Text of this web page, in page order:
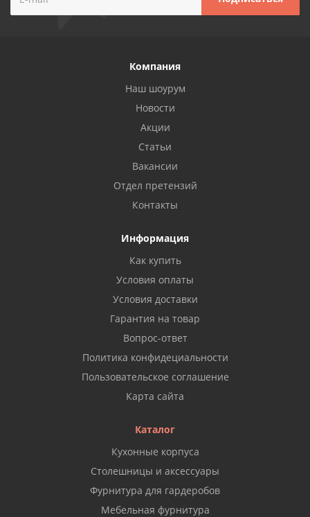
Компания
Наш шоурум
Новости
Акции
Статьи
Вакансии
Отдел претензий
Контакты
Информация
Как купить
Условия оплаты
Условия доставки
Гарантия на товар
Вопрос-ответ
Политика конфидециальности
Пользовательское соглашение
Карта сайта
Каталог
Кухонные корпуса
Столешницы и аксессуары
Фурнитура для гардеробов
Мебельная фурнитура